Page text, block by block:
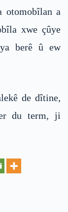
otomobîlan a
xwe çûye
berê û ew
de dîtine,
du term, ji